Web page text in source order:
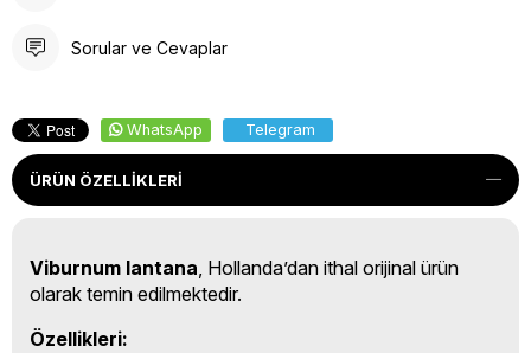
Sorular ve Cevaplar
WhatsApp Telegram
ÜRÜN ÖZELLIKLERI
Viburnum lantana, Hollanda’dan ithal orijinal ürün
olarak temin edilmektedir.
Özellikleri: